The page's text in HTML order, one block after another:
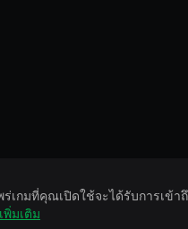
ร่เกมที่คุณเปิดใช้จะได้รับการเข้
พิ่มเติม